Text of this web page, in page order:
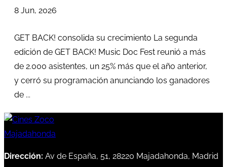
8 Jun, 2026
GET BACK! consolida su crecimiento La segunda
edición de GET BACK! Music Doc Fest reunió a más
de 2.000 asistentes, un 25% más que el año anterior,
y cerró su programación anunciando los ganadores
de ...
Dirección: Av de España, 51, 28220 Majadahonda, Madrid